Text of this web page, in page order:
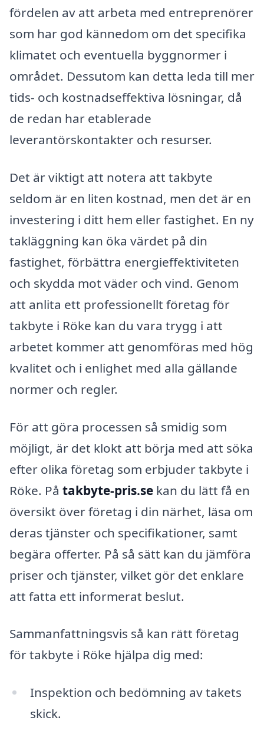
fördelen av att arbeta med entreprenörer
som har god kännedom om det specifika
klimatet och eventuella byggnormer i
området. Dessutom kan detta leda till mer
tids- och kostnadseffektiva lösningar, då
de redan har etablerade
leverantörskontakter och resurser.
Det är viktigt att notera att takbyte
seldom är en liten kostnad, men det är en
investering i ditt hem eller fastighet. En ny
takläggning kan öka värdet på din
fastighet, förbättra energieffektiviteten
och skydda mot väder och vind. Genom
att anlita ett professionellt företag för
takbyte i Röke kan du vara trygg i att
arbetet kommer att genomföras med hög
kvalitet och i enlighet med alla gällande
normer och regler.
För att göra processen så smidig som
möjligt, är det klokt att börja med att söka
efter olika företag som erbjuder takbyte i
Röke. På takbyte-pris.se kan du lätt få en
översikt över företag i din närhet, läsa om
deras tjänster och specifikationer, samt
begära offerter. På så sätt kan du jämföra
priser och tjänster, vilket gör det enklare
att fatta ett informerat beslut.
Sammanfattningsvis så kan rätt företag
för takbyte i Röke hjälpa dig med:
Inspektion och bedömning av takets
skick.